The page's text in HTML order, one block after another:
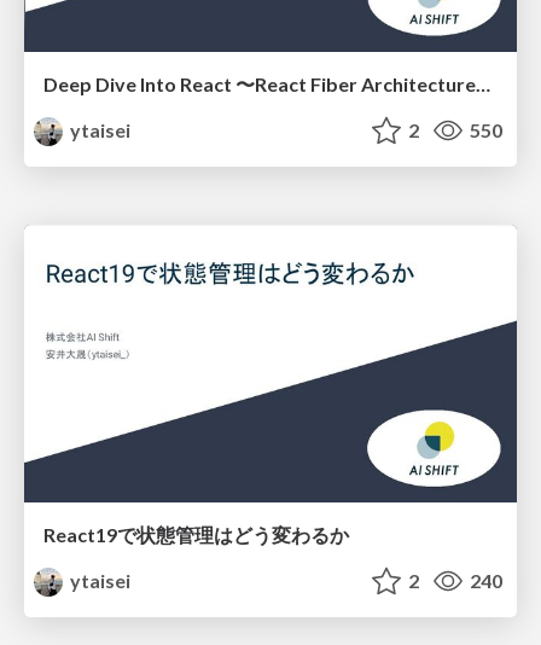
Deep Dive Into React 〜React Fiber Architectureについて〜
ytaisei
2 550
React19で状態管理はどう変わるか
ytaisei
2 240